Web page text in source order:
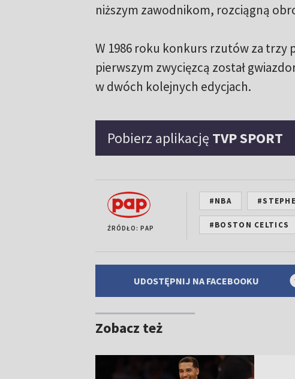
niższym zawodnikom, rozciągną
W 1986 roku konkurs rzutów za trzy
pierwszym zwycięzcą został
w dwóch kolejnych edycjach.
Pobierz aplikację TVP SPORT
ŹRÓDŁO: PAP
#NBA
#BOSTON CELTICS
UDOSTĘPNIJ NA FACEBOOKU
Zobacz też